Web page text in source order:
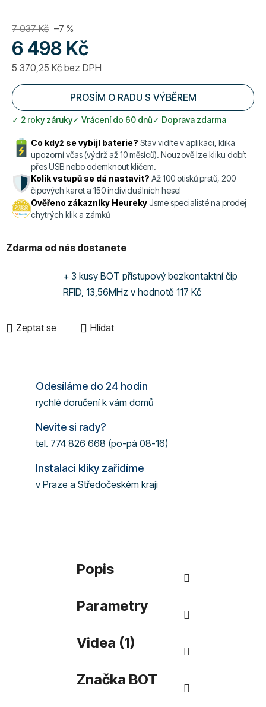
7 037 Kč –7 %
6 498 Kč
5 370,25 Kč bez DPH
Měrná cena:
PROSÍM O RADU S VÝBĚREM
✓ 2 roky záruky✓ Vrácení do 60 dnů✓ Doprava zdarma
Co když se vybijí baterie? Stav vidíte v aplikaci, klika
upozorní včas (výdrž až 10 měsíců). Nouzově lze kliku dobít
přes USB nebo odemknout klíčem.
Kolik vstupů se dá nastavit? Až 100 otisků prstů, 200
čipových karet a 150 individuálních hesel
Ověřeno zákazníky HeurekyJsme specialisté na prodej
chytrých klik a zámků
Zdarma od nás dostanete
+ 3 kusy BOT přístupový bezkontaktní čip
RFID, 13,56MHz v hodnotě 117 Kč
Zeptat se Hlídat
Odesíláme do 24 hodin
rychlé doručení k vám domů
Nevíte si rady?
tel. 774 826 668 (po-pá 08-16)
Instalaci kliky zařídíme
v Praze a Středočeském kraji
Popis
Parametry
Videa (1)
Značka BOT